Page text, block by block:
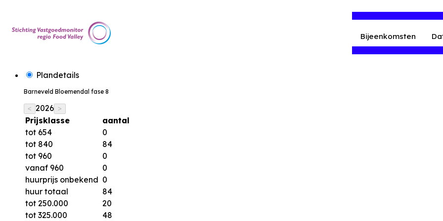
Bijeenkomsten
Plandetails
Barneveld Bloemendal fase 8
< 2026 >
Prijsklasse
aantal
tot 654
0
tot 840
84
tot 960
0
vanaf 960
0
huurprijs onbekend 0
huur totaal
84
tot 250.000
20
tot 325.000
48